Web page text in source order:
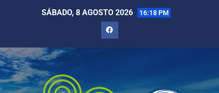
SÁBADO, 8 AGOSTO 2026 16:18 PM